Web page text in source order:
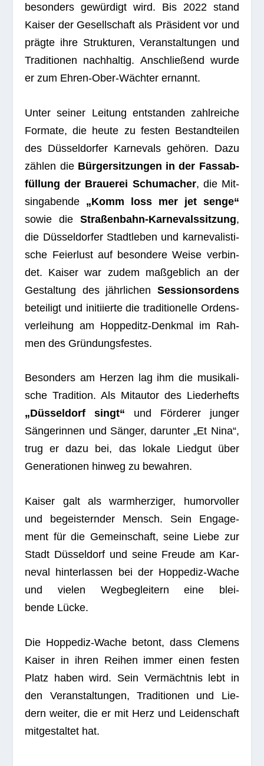
beson­ders gewür­digt wird. Bis 2022 stand
Kai­ser der Gesell­schaft als Prä­si­dent vor und
prägte ihre Struk­tu­ren, Ver­an­stal­tun­gen und
Tra­di­tio­nen nach­hal­tig. Anschlie­ßend wurde
er zum Ehren-Ober-Wäch­ter ernannt.
Unter sei­ner Lei­tung ent­stan­den zahl­rei­che
For­mate, die heute zu fes­ten Bestand­tei­len
des Düs­sel­dor­fer Kar­ne­vals gehö­ren. Dazu
zäh­len die Bür­ger­sit­zun­gen in der Fass­ab­
fül­lung der Braue­rei Schu­ma­cher, die Mit­
sin­ga­bende „Komm loss mer jet senge“
sowie die Stra­ßen­bahn-Kar­ne­vals­sit­zung,
die Düs­sel­dor­fer Stadt­le­ben und kar­ne­va­lis­ti­
sche Fei­er­lust auf beson­dere Weise ver­bin­
det. Kai­ser war zudem maß­geb­lich an der
Gestal­tung des jähr­li­chen Ses­si­ons­or­dens
betei­ligt und initi­ierte die tra­di­tio­nelle Ordens­
ver­lei­hung am Hop­pe­ditz-Denk­mal im Rah­
men des Gründungsfestes.
Beson­ders am Her­zen lag ihm die musi­ka­li­
sche Tra­di­tion. Als Mit­au­tor des Lie­der­hefts
„Düs­sel­dorf singt“ und För­de­rer jun­ger
Sän­ge­rin­nen und Sän­ger, dar­un­ter „Et Nina“,
trug er dazu bei, das lokale Lied­gut über
Gene­ra­tio­nen hin­weg zu bewahren.
Kai­ser galt als warm­her­zi­ger, humor­vol­ler
und begeis­tern­der Mensch. Sein Enga­ge­
ment für die Gemein­schaft, seine Liebe zur
Stadt Düs­sel­dorf und seine Freude am Kar­
ne­val hin­ter­las­sen bei der Hop­pe­diz-Wache
und vie­len Weg­be­glei­tern eine blei­
bende Lücke.
Die Hop­pe­diz-Wache betont, dass Cle­mens
Kai­ser in ihren Rei­hen immer einen fes­ten
Platz haben wird. Sein Ver­mächt­nis lebt in
den Ver­an­stal­tun­gen, Tra­di­tio­nen und Lie­
dern wei­ter, die er mit Herz und Lei­den­schaft
mit­ge­stal­tet hat.